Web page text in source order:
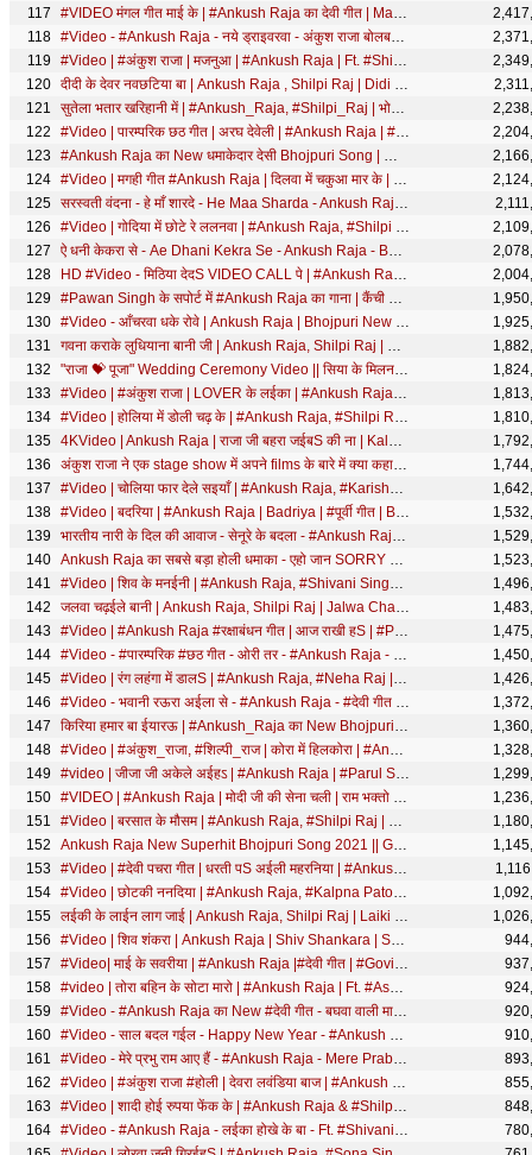
#VIDEO मंगल गीत माई के | #Ankush Raja का देवी गीत | Mangal Geet Mai Ke | Bhojpuri Navratri Song 2020
#Video - #Ankush Raja - नये ड्राइवरवा - अंकुश राजा बोलबम गीत - Naye Driverwa - Bhojpuri Bolbam Song
#Video | #अंकुश राजा | मजनुआ | #Ankush Raja | Ft. #Shilpi Raghwani | Bhojpuri Sad Song
दीदी के देवर नवछटिया बा | Ankush Raja , Shilpi Raj | Didi Ke Devar | Bhojpuri Holi Song
सुतेला भतार खरिहानी में | #Ankush_Raja, #Shilpi_Raj | भोजपुरी चईता | Bhojpuri Song 2021
#Video | पारम्परिक छठ गीत | अरघ देवेली | #Ankush Raja | #Astha Singh | Bhojpuri Chhath Song 2023
#Ankush Raja का New धमाकेदार देसी Bhojpuri Song | आँचरा के कोरवा धकेS - Anchara Ke Korwa Dhake
#Video | मगही गीत #Ankush Raja | दिलवा में चकुआ मार के | #Shilpi | #Anjali Bharti | Maghi Sad Song
सरस्वती वंदना - हे माँ शारदे - He Maa Sharda - Ankush Raja - Bhojpuri Sarswati Vandana
#Video | गोदिया में छोटे रे ललनवा | #Ankush Raja, #Shilpi Raj | नवरात्री गीत | Bhojpuri Devi Geet
ऐ धनी केकरा से - Ae Dhani Kekra Se - Ankush Raja - Bhojpuri Songs 2020 New
HD #Video - मिठिया देदS VIDEO CALL पे | #Ankush Raja | Bhojpuri Song 2020 New
#Pawan Singh के सपोर्ट में #Ankush Raja का गाना | कैंची निशान बाटे | #Karakaat Chunav Song 2024
#Video - आँचरवा धके रोवे | Ankush Raja | Bhojpuri New Song 2020 | Anchrwa Dhake Rowe
गवना कराके लुधियाना बानी जी | Ankush Raja, Shilpi Raj | Bhojpuri Hit Song 2021
"राजा 💝 पूजा" Wedding Ceremony Video || सिया के मिलन || Siya Ke Milan || #Ankush Raja Song
#Video | #अंकुश राजा | LOVER के लईका | #Ankush Raja, #Shilpi Raj | #Shilpi Raghwani | Bhojpuri Song
#Video | होलिया में डोली चढ़ के | #Ankush Raja, #Shilpi Raj | Bhojpuri Holi Song 2022
4KVideo | Ankush Raja | राजा जी बहरा जईबS की ना | Kalpana Patowary | Sapna Chauhan | Bhojpuri Song
अंकुश राजा ने एक stage show में अपने films के बारे में क्या कहा? Live show 2017
#Video | चोलिया फार देले सइयाँ | #Ankush Raja, #Karishma Kakkar | Bhojpuri Holi Song 2025
#Video | बदरिया | #Ankush Raja | Badriya | #पूर्वी गीत | Bhojpuri Purvi Song New
भारतीय नारी के दिल की आवाज - सेनूरे के बदला - #Ankush Raja - #deshbhaktisong - Bhojpuri Song
Ankush Raja का सबसे बड़ा होली धमाका - एहो जान SORRY SORRY - Bhojpuri Holi Song 2020 New
#Video | शिव के मनईनी | #Ankush Raja, #Shivani Singh | Ft. #Tannu Yadav | Bhojpuri Bolbam Song
जलवा चढ़ईले बानी | Ankush Raja, Shilpi Raj | Jalwa Chadaile Bani | Bhojpuri Bolbam Song 2021
#Video | #Ankush Raja #रक्षाबंधन गीत | आज राखी हS | #Pamela Jain | Bhojpuri Rakshabandhan Song
#Video - #पारम्परिक #छठ गीत - ओरी तर - #Ankush Raja - Ori Tar - Bhojpuri Paramparik Chhath Song 2025
#Video | रंग लहंगा में डालS | #Ankush Raja, #Neha Raj | Ft. #Dimpal Singh | Bhojpuri Holi Song 2023
#Video - भवानी रऊरा अईला से - #Ankush Raja - #देवी गीत - Ft. Astha Singh - Bhojpuri Navratri Song
किरिया हमार बा ईयारऊ | #Ankush_Raja का New Bhojpuri Sad Song 2020 | Kiriya Hamar Ba
#Video | #अंकुश_राजा, #शिल्पी_राज | कोरा में हिलकोरा | #Ankush Raja | Bhojpuri Hit Song 2023
#video | जीजा जी अकेले अईहऽ | #Ankush Raja | #Parul Singh | Jija Ji Akele Aiha | Bhojpuri Holi Song
#VIDEO | #Ankush Raja | मोदी जी की सेना चली | राम भक्तो के लिए जलूस का गाना | Modi Ji Ki Sena Chali
#Video | बरसात के मौसम | #Ankush Raja, #Shilpi Raj | Ft. #Shilpi Raghwani | Bhojpuri Romantic Song
Ankush Raja New Superhit Bhojpuri Song 2021 || Ganga Nahaile Bani Bhojpuri Song 2021
#Video | #देवी पचरा गीत | धरती पS अईली महरनिया | #Ankush Raja | Bhojpuri Navratri Song
#Video | छोटकी ननदिया | #Ankush Raja, #Kalpna Patowary | Ft. #Rani | Bhojpuri Song 2026
लईकी के लाईन लाग जाई | Ankush Raja, Shilpi Raj | Laiki Ke Line Lag Jai | Bhojpuri Hit Song 2021
#Video | शिव शंकरा | Ankush Raja | Shiv Shankara | Shiv Bhajan | New Devotional Song
#Video| माई के सवरीया | #Ankush Raja |#देवी गीत | #Govind ojha #Manoj Matlabi Bhojpuri Navratri Song
#video | तोरा बहिन के सोटा मारो | #Ankush Raja | Ft. #Ashta Singh | Bhojpuri New Song 2026
#Video - #Ankush Raja का New #देवी गीत - बघवा वाली माई - Baghwa Waali Maai - Bhojpuri Devi Geet New
#Video - साल बदल गईल - Happy New Year - #Ankush Raja - #Sapna Chauhan - Bhojpuri Hit Song
#Video - मेरे प्रभु राम आए हैं - #Ankush Raja - Mere Prabhu Ram Aaye Hai - New Devotional Song
#Video | #अंकुश राजा #होली | देवरा लवंडिया बाज | #Ankush Raja | Anjali, Kajal | Bhojpuri Holi Song
#Video | शादी होई रुपया फेंक के | #Ankush Raja & #Shilpi Raj | Ft. #Gauri Subba | Lagan Specail Song
#Video - #Ankush Raja - लईका होखे के बा - Ft. #Shivani Singh - Laika Hokhe Ke Ba - Bhojpuri Song